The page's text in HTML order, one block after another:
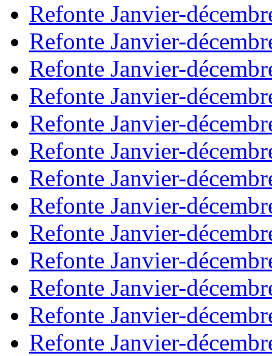
Refonte Janvier-
Refonte Janvier-
Refonte Janvier-
Refonte Janvier-
Refonte Janvier-
Refonte Janvier-
Refonte Janvier-
Refonte Janvier-
Refonte Janvier-
Refonte Janvier-
Refonte Janvier-
Refonte Janvier-
Refonte Janvier-